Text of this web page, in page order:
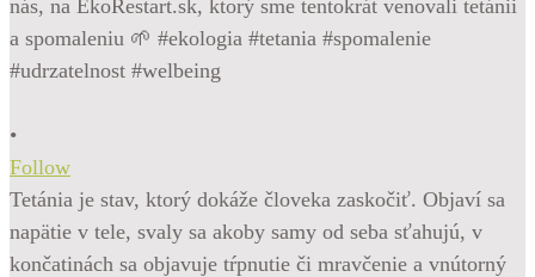
•
Follow
Tetánia je stav, ktorý dokáže človeka zaskočiť. Objaví sa
napätie v tele, svaly sa akoby samy od seba sťahujú, v
končatinách sa objavuje tŕpnutie či mravčenie a vnútorný